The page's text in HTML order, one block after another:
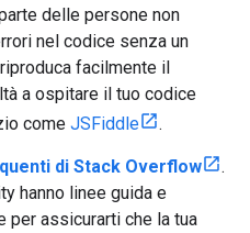
delle persone non
nel codice senza un
facilmente il
a ospitare il tuo codice
come JSFiddle .
di Stack Overflow
.
hanno linee guida e
per assicurarti che la tua